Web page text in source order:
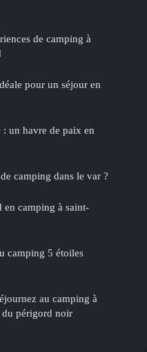
de camping à
pour un séjour en
un havre de paix en
camping dans le var ?
camping à saint-
camping 5 étoiles
au camping à
du périgord noir